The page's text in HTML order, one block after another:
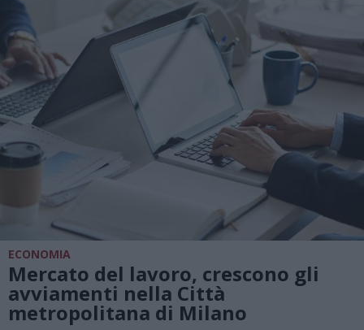
ECONOMIA
Mercato del lavoro, crescono gli
avviamenti nella Città
metropolitana di Milano